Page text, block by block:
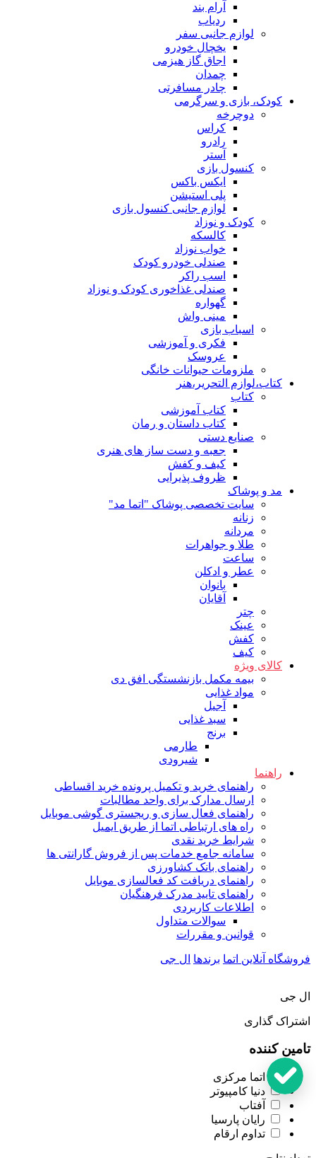
آرام بند
ردیاب
لوازم جانبی سفر
یخچال خودرو
اجاق گاز هیزمی
چمدان
چادر مسافرتی
کودک، بازی و سرگرمی
دوچرخه
کراس
رادرو
آستر
کنسول بازی
ایکس باکس
پلی استیشن
لوازم جانبی کنسول بازی
کودک و نوزاد
کالسکه
خواب نوزاد
صندلی خودرو کودک
اسب راکر
صندلی غذاخوری کودک و نوزاد
گهواره
مینی واش
اسباب بازی
فکری و آموزشی
عروسک
ملزومات حیوانات خانگی
کتاب،لوازم التحریر،هنر
کتاب
کتاب آموزشی
کتاب داستان و رمان
صنایع دستی
جعبه و دست ساز های هنری
کیف و کفش
ظروف پذیرایی
مد و پوشاک
سایت تخصصی پوشاک "اتما مد"
زنانه
مردانه
طلا و جواهرات
ساعت
عطر و ادکلن
بانوان
آقایان
چتر
عینک
کفش
کیف
کالای ویژه
بیمه مکمل بازنشستگی افق دی
مواد غذایی
آجیل
سبد غذایی
برنج
طارمی
شیرودی
راهنما
راهنمای خرید و تکمیل پرونده خرید اقساطی
ارسال مدارک برای واحد مطالبات
راهنمای فعال سازی و ریجستری گوشی موبایل
راه های ارتباطی اتما از طریق ایمیل
شرایط خرید نقدی
سامانه جامع خدمات پس از فروش گارانتی ها
راهنمای بانک کشاورزی
راهنمای دریافت کد فعالسازی موبایل
راهنمای تایید مدرک فرهنگیان
اطلاعات کاربردی
سوالات متداول
قوانین و مقررات
فروشگاه آنلاین اتما برندها ال جی
ال جی
اشتراک گذاری
تامین کننده
اتما مرکزی
دنیا کامپیوتر
آفتاب
رایان پارسیا
تداوم ارقام